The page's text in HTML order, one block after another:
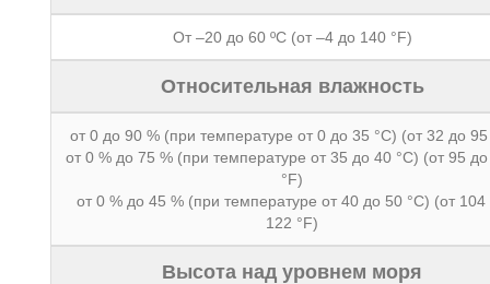
От –20 до 60 ºC (от –4 до 140 °F)
Относительная влажность
от 0 до 90 % (при температуре от 0 до 35 °C) (от 32 до
от 0 % до 75 % (при температуре от 35 до 40 °C) (от 95
°F)
от 0 % до 45 % (при температуре от 40 до 50 °C) (от 104
122 °F)
Высота над уровнем моря